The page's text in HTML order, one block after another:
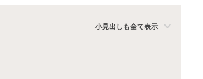
小見出しも全て表示